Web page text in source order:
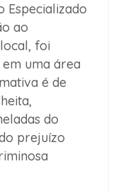
Especializado
ao
foi
uma área
é de
do
prejuízo